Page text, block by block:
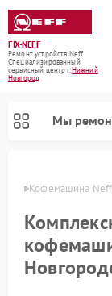
FIX-NEFF
Ремонт устройств Neff
Специализированный
cервисный центр г.Нижний
Новгород
Мы
Кофемашина Neff